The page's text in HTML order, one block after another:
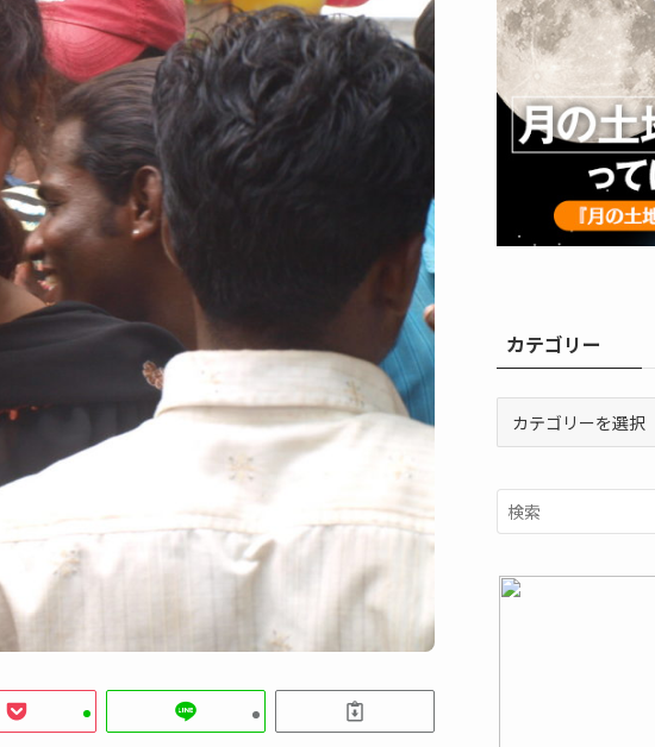
カテゴリー
リ
ー